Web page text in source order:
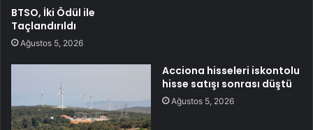
BTSO, İki Ödül ile
Taçlandırıldı
Ağustos 5, 2026
Acciona hisseleri iskontolu
hisse satışı sonrası düştü
Ağustos 5, 2026